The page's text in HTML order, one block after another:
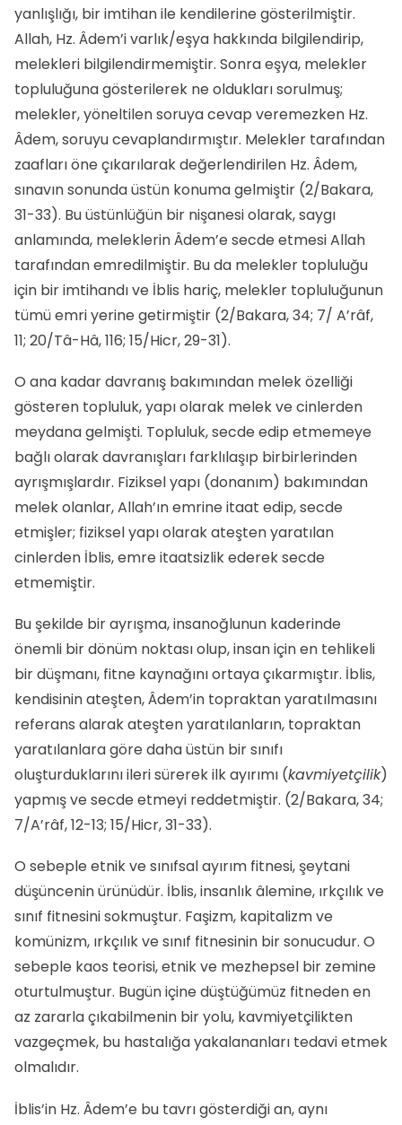
yanlışlığı, bir imtihan ile kendilerine gösterilmiştir.
Allah, Hz. Âdem’i varlık/eşya hakkında bilgilendirip,
melekleri bilgilendirmemiştir. Sonra eşya, melekler
topluluğuna gösterilerek ne oldukları sorulmuş;
melekler, yöneltilen soruya cevap veremezken Hz.
Âdem, soruyu cevaplandırmıştır. Melekler tarafından
zaafları öne çıkarılarak değerlendirilen Hz. Âdem,
sınavın sonunda üstün konuma gelmiştir (2/Bakara,
31-33). Bu üstünlüğün bir nişanesi olarak, saygı
anlamında, meleklerin Âdem’e secde etmesi Allah
tarafından emredilmiştir. Bu da melekler topluluğu
için bir imtihandı ve İblis hariç, melekler topluluğunun
tümü emri yerine getirmiştir (2/Bakara, 34; 7/ A’râf,
11; 20/Tâ-Hâ, 116; 15/Hicr, 29-31).
O ana kadar davranış bakımından melek özelliği
gösteren topluluk, yapı olarak melek ve cinlerden
meydana gelmişti. Topluluk, secde edip etmemeye
bağlı olarak davranışları farklılaşıp birbirlerinden
ayrışmışlardır. Fiziksel yapı (donanım) bakımından
melek olanlar, Allah’ın emrine itaat edip, secde
etmişler; fiziksel yapı olarak ateşten yaratılan
cinlerden İblis, emre itaatsizlik ederek secde
etmemiştir.
Bu şekilde bir ayrışma, insanoğlunun kaderinde
önemli bir dönüm noktası olup, insan için en tehlikeli
bir düşmanı, fitne kaynağını ortaya çıkarmıştır. İblis,
kendisinin ateşten, Âdem’in topraktan yaratılmasını
referans alarak ateşten yaratılanların, topraktan
yaratılanlara göre daha üstün bir sınıfı
oluşturduklarını ileri sürerek ilk ayırımı (kavmiyetçilik)
yapmış ve secde etmeyi reddetmiştir. (2/Bakara, 34;
7/A’râf, 12-13; 15/Hicr, 31-33).
O sebeple etnik ve sınıfsal ayırım fitnesi, şeytani
düşüncenin ürünüdür. İblis, insanlık âlemine, ırkçılık ve
sınıf fitnesini sokmuştur. Faşizm, kapitalizm ve
komünizm, ırkçılık ve sınıf fitnesinin bir sonucudur. O
sebeple kaos teorisi, etnik ve mezhepsel bir zemine
oturtulmuştur. Bugün içine düştüğümüz fitneden en
az zararla çıkabilmenin bir yolu, kavmiyetçilikten
vazgeçmek, bu hastalığa yakalananları tedavi etmek
olmalıdır.
İblis’in Hz. Âdem’e bu tavrı gösterdiği an, aynı